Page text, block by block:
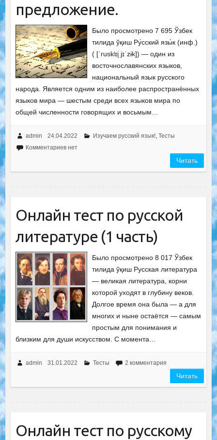
предложение.
Было просмотрено 7 695 Ўзбек
тилида ўқиш Ру́сский язы́к (инф.)
( [ˈruskʲɪi̯ jɪˈzɨk]) — один из
восточнославянских языков,
национальный язык русского
народа. Является одним из наиболее распространённых
языков мира — шестым среди всех языков мира по
общей численности говорящих и восьмым…
admin 24.04.2022 Изучаем русский язык!, Тесты
Комментариев нет
Читать
Онлайн тест по русской
литературе (1 часть)
Было просмотрено 8 017 Ўзбек
тилида ўқиш Русская литература
— великая литература, корни
которой уходят в глубину веков.
Долгое время она была — а для
многих и ныне остаётся — самым
простым для понимания и
близким для души искусством. С момента…
admin 31.01.2022 Тесты 2 комментария
Читать
Онлайн тест по русскому